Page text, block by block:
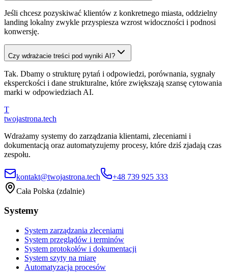
Jeśli chcesz pozyskiwać klientów z konkretnego miasta, oddzielny
landing lokalny zwykle przyspiesza wzrost widoczności i podnosi
konwersję.
Czy wdrażacie treści pod wyniki AI?
Tak. Dbamy o strukturę pytań i odpowiedzi, porównania, sygnały
eksperckości i dane strukturalne, które zwiększają szansę cytowania
marki w odpowiedziach AI.
T
twojastrona.tech
Wdrażamy systemy do zarządzania klientami, zleceniami i
dokumentacją oraz automatyzujemy procesy, które dziś zjadają czas
zespołu.
kontakt@twojastrona.tech
+48 739 925 333
Cała Polska (zdalnie)
Systemy
System zarządzania zleceniami
System przeglądów i terminów
System protokołów i dokumentacji
System szyty na miarę
Automatyzacja procesów